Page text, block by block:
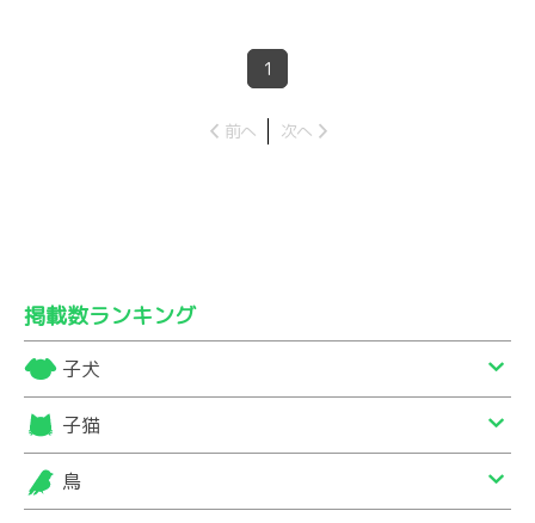
1
前へ 次へ
掲載数ランキング
子犬
子猫
鳥